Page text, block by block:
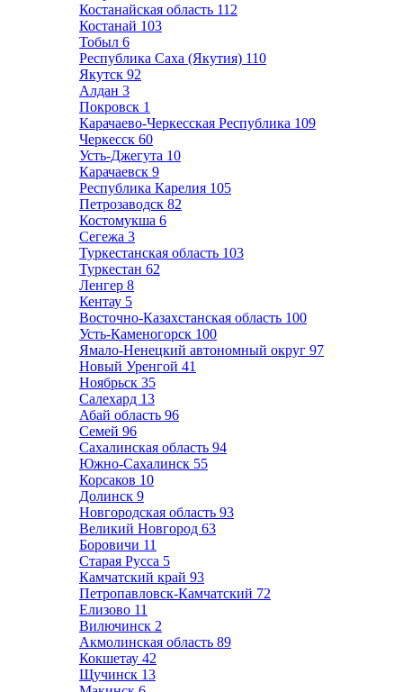
Костанайская область 112
Костанай 103
Тобыл 6
Республика Саха (Якутия) 110
Якутск 92
Алдан 3
Покровск 1
Карачаево-Черкесская Республика 109
Черкесск 60
Усть-Джегута 10
Карачаевск 9
Республика Карелия 105
Петрозаводск 82
Костомукша 6
Сегежа 3
Туркестанская область 103
Туркестан 62
Ленгер 8
Кентау 5
Восточно-Казахстанская область 100
Усть-Каменогорск 100
Ямало-Ненецкий автономный округ 97
Новый Уренгой 41
Ноябрьск 35
Салехард 13
Абай область 96
Семей 96
Сахалинская область 94
Южно-Сахалинск 55
Корсаков 10
Долинск 9
Новгородская область 93
Великий Новгород 63
Боровичи 11
Старая Русса 5
Камчатский край 93
Петропавловск-Камчатский 72
Елизово 11
Вилючинск 2
Акмолинская область 89
Кокшетау 42
Щучинск 13